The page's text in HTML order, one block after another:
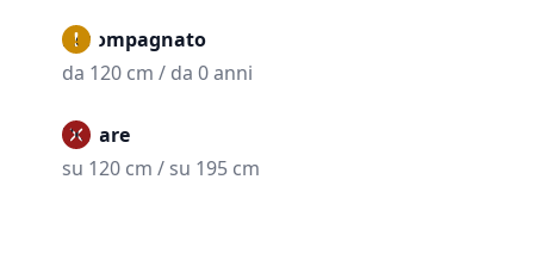
Accompagnato
da 120 cm / da 0 anni
Vietare
su 120 cm / su 195 cm